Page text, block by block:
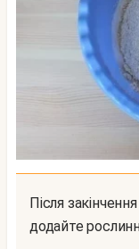
Після закінчення часу всипте вівсяну муку, сіль,
додайте